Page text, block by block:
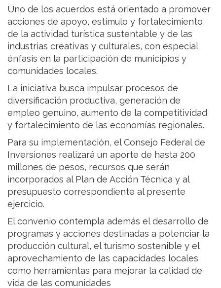
Uno de los acuerdos está orientado a promover
acciones de apoyo, estímulo y fortalecimiento
de la actividad turística sustentable y de las
industrias creativas y culturales, con especial
énfasis en la participación de municipios y
comunidades locales.
La iniciativa busca impulsar procesos de
diversificación productiva, generación de
empleo genuino, aumento de la competitividad
y fortalecimiento de las economías regionales.
Para su implementación, el Consejo Federal de
Inversiones realizará un aporte de hasta 200
millones de pesos, recursos que serán
incorporados al Plan de Acción Técnica y al
presupuesto correspondiente al presente
ejercicio.
El convenio contempla además el desarrollo de
programas y acciones destinadas a potenciar la
producción cultural, el turismo sostenible y el
aprovechamiento de las capacidades locales
como herramientas para mejorar la calidad de
vida de las comunidades